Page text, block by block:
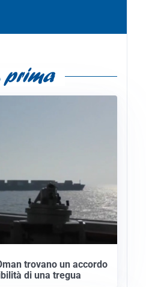
trovano un accordo
di una tregua